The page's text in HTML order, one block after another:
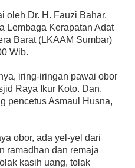
oleh Dr. H. Fauzi Bahar,
Lembaga Kerapatan Adat
Barat (LKAAM Sumbar)
Wib.
iring-iringan pawai obor
Raya Ikur Koto. Dan,
pencetus Asmaul Husna,
obor, ada yel-yel dari
ramadhan dan remaja
kasih uang, tolak